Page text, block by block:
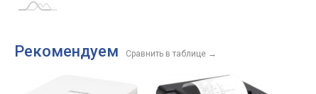
Рекомендуем Сравнить в таблице →